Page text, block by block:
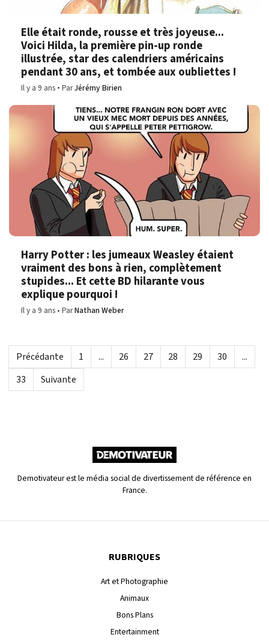
Elle était ronde, rousse et très joyeuse...
Voici Hilda, la première pin-up ronde
illustrée, star des calendriers américains
pendant 30 ans, et tombée aux oubliettes !
Il y a 9 ans ParJérémy Birien
Harry Potter : les jumeaux Weasley étaient
vraiment des bons à rien, complètement
stupides... Et cette BD hilarante vous
explique pourquoi !
Il y a 9 ans ParNathan Weber
Précédante 1 ... 26 27 28 29 30
...
33
Suivante
Demotivateur est le média social de divertissement de référence en
France.
RUBRIQUES
Art et Photographie
Animaux
Bons Plans
Entertainment